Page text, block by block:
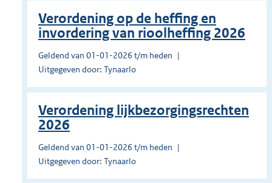
Verordening op de heffing en
invordering van rioolheffing 2026
Geldend van 01-01-2026 t/m heden
Uitgegeven door: Tynaarlo
Verordening lijkbezorgingsrechten
2026
Geldend van 01-01-2026 t/m heden
Uitgegeven door: Tynaarlo